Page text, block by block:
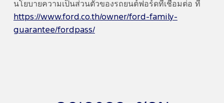
นโยบายความเป็นส่วนตัวของรถยนต์ฟอร์ดที่เชื่อมต่อ ที่
https://www.ford.co.th/owner/ford-family-
guarantee/fordpass/